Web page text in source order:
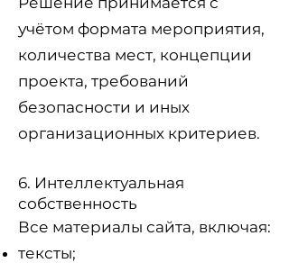
учётом формата мероприятия,
количества мест, концепции
проекта, требований
безопасности и иных
организационных критериев.
6. Интеллектуальная
собственность
Все материалы сайта, включая:
тексты;